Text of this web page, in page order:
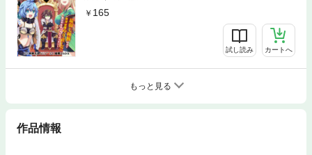
165
試し読み カートへ
もっと見る
作品情報